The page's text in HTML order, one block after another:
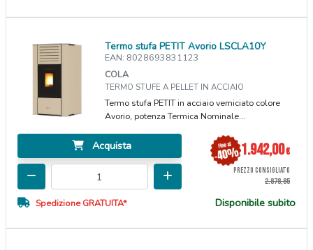
Termo stufa PETIT Avorio LSCLA10Y
EAN: 8028693831123
COLA
TERMO STUFE A PELLET IN ACCIAIO
Termo stufa PETIT in acciaio verniciato colore
Avorio, potenza Termica Nominale...
Acquista 1.942,00€
PREZZO CONSIGLIATO
2.878,85
Spedizione GRATUITA* Disponibile subito